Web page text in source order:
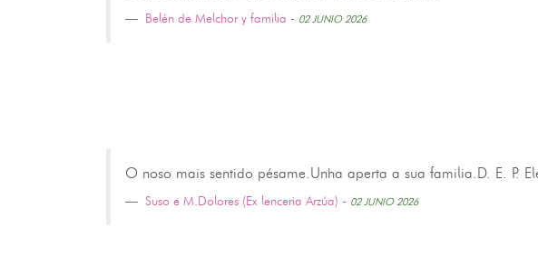
Belén de Melchor y familia - 02 JUNIO 2026
O noso mais sentido pésame.Unha aperta a sua familia.D. E. P.
Suso e M.Dolores (Ex lenceria Arzúa) - 02 JUNIO 2026